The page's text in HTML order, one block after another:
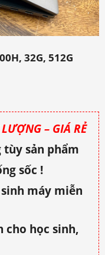
32G, 512G
– GIÁ RẺ
tùy sản phẩm
sốc !
máy miễn
cho học sinh,